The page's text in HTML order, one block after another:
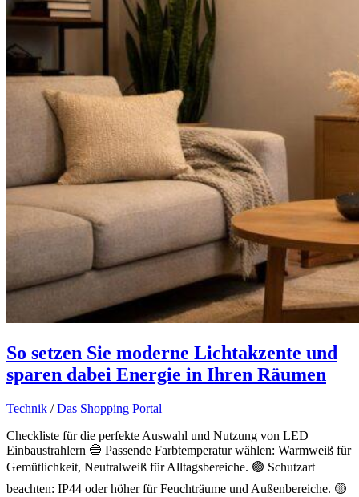
So setzen Sie moderne Lichtakzente und
sparen dabei Energie in Ihren Räumen
Technik /Das Shopping Portal
Checkliste für die perfekte Auswahl und Nutzung von LED
Einbaustrahlern 🔵 Passende Farbtemperatur wählen: Warmweiß für
Gemütlichkeit, Neutralweiß für Alltagsbereiche. 🟢 Schutzart
beachten: IP44 oder höher für Feuchträume und Außenbereiche. 🟡